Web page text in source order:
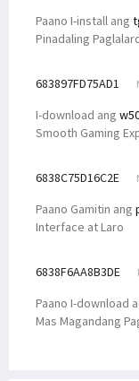
Paano I-install ang
Pinadaling
683897FD75AD1
I-download ang
Smooth Gaming
6838C75D16C2E
Paano Gamitin ang
Interface at Laro
6838F6AA8B3DE
Paano I-download
Mas Magandang